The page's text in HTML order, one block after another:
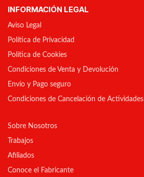
INFORMACIÓN LEGAL
Aviso Legal
Política de Privacidad
Política de Cookies
Condiciones de Venta y Devolución
Envío y Pago seguro
Condiciones de Cancelación de Actividades
Sobre Nosotros
Trabajos
Afiliados
Conoce el Fabricante